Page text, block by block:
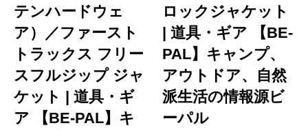
テンハードウェ
ア）／ファースト
トラックス フリー
スフルジップ ジャ
ケット | 道具・ギ
ア 【BE-PAL】キ
ロックジャケット
| 道具・ギア 【BE-
PAL】キャンプ、
アウトドア、自然
派生活の情報源ビ
ーパル